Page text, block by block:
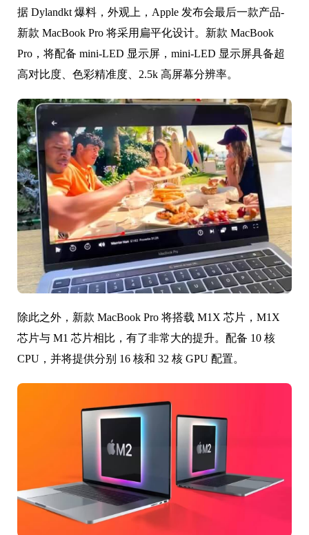
据 Dylandkt 爆料，外观上，Apple 发布会最后一款产品-
新款 MacBook Pro 将采用扁平化设计。新款 MacBook
Pro，将配备 mini-LED 显示屏，mini-LED 显示屏具备超
高对比度、色彩精准度、2.5k 高屏幕分辨率。
除此之外，新款 MacBook Pro 将搭载 M1X 芯片，M1X
芯片与 M1 芯片相比，有了非常大的提升。配备 10 核
CPU，并将提供分别 16 核和 32 核 GPU 配置。